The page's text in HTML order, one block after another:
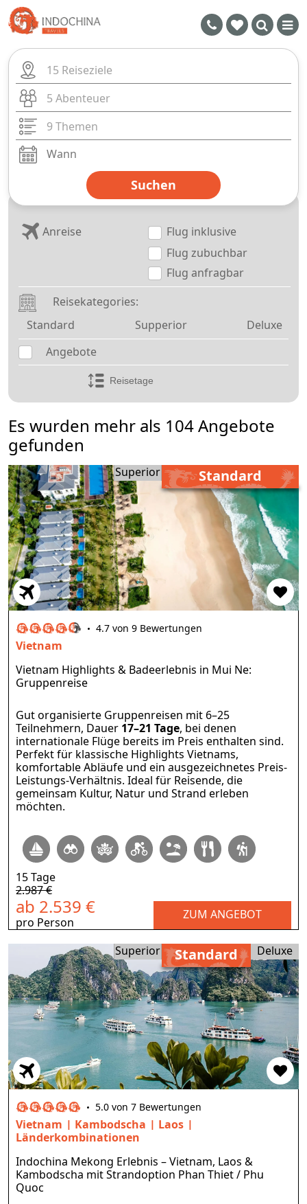
15 Reiseziele
5 Abenteuer
9 Themen
Suchen
Anreise
Flug inklusive
Flug zubuchbar
Flug anfragbar
Reisekategories:
Standard
Supperior
Deluxe
Angebote
Es wurden mehr als 104 Angebote
gefunden
Standard
Superior
4.7 von 9 Bewertungen
Vietnam
Vietnam Highlights & Badeerlebnis in Mui Ne:
Gruppenreise
Gut organisierte Gruppenreisen mit 6–25
Teilnehmern, Dauer 17–21 Tage, bei denen
internationale Flüge bereits im Preis enthalten sind.
Perfekt für klassische Highlights Vietnams,
komfortable Abläufe und ein ausgezeichnetes Preis-
Leistungs-Verhältnis. Ideal für Reisende, die
gemeinsam Kultur, Natur und Strand erleben
möchten.
2.987 €
15 Tage
ab 2.539 €
pro Person
ZUM ANGEBOT
Standard
Superior Deluxe
5.0 von 7 Bewertungen
Vietnam Kambodscha
Laos
Länderkombinationen
Indochina Mekong Erlebnis – Vietnam, Laos &
Kambodscha mit Strandoption Phan Thiet / Phu
Quoc